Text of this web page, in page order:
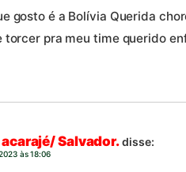
gosto é a Bolívia Querida
torcer pra meu time querido
Salvador.disse:
às 18:06